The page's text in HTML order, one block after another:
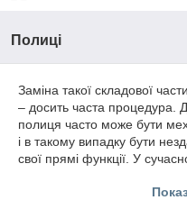
Полиці
Заміна такої складової
– досить часта процедура.
полиця часто може бути
і в такому випадку бути
свої прямі функції. У